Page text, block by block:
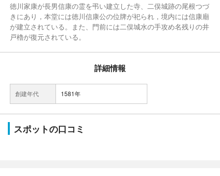
徳川家康が長男信康の霊を弔い建立した寺、二俣城跡の尾根つづ
きにあり，本堂には徳川信康公の位牌が祀られ，境内には信康廟
が建立されている。また、門前には二俣城水の手攻め名残りの井
戸櫓が復元されている。
詳細情報
創建年代 1581年
スポットの口コミ